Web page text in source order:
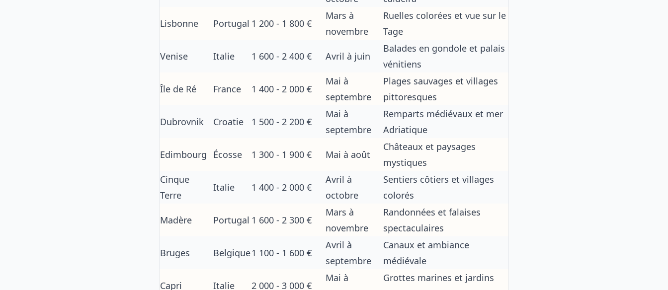
Lisbonne Portugal 1 200 - 1 800 €
Mars à
novembre
Ruelles colorées et vue sur le
Tage
Venise Italie 1 600 - 2 400 € Avril à juin
Balades en gondole et palais
vénitiens
Île de Ré France 1 400 - 2 000 €
Mai à
septembre
Plages sauvages et villages
pittoresques
Dubrovnik Croatie 1 500 - 2 200 €
Mai à
septembre
Remparts médiévaux et mer
Adriatique
Edimbourg Écosse 1 300 - 1 900 € Mai à août
Châteaux et paysages
mystiques
Cinque
Terre
Italie 1 400 - 2 000 €
Avril à
octobre
Sentiers côtiers et villages
colorés
Madère Portugal 1 600 - 2 300 €
Mars à
novembre
Randonnées et falaises
spectaculaires
Bruges Belgique1 100 - 1 600 €
Avril à
septembre
Canaux et ambiance
médiévale
Capri Italie 2 000 - 3 000 €
Mai à
Grottes marines et jardins